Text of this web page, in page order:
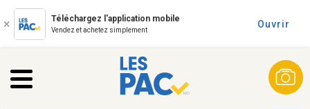
Téléchargez l'application mobile
Vendez et achetez simplement
Ouvrir